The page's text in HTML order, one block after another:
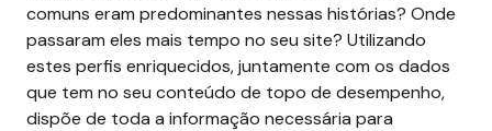
comuns eram predominantes nessas histórias? Onde
passaram eles mais tempo no seu site? Utilizando
estes perfis enriquecidos, juntamente com os dados
que tem no seu conteúdo de topo de desempenho,
dispõe de toda a informação necessária para